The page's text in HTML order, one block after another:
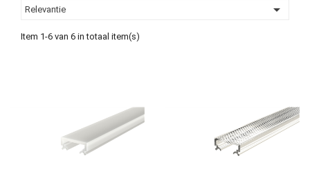
Relevantie 
Item 1-6 van 6 in totaal item(s)